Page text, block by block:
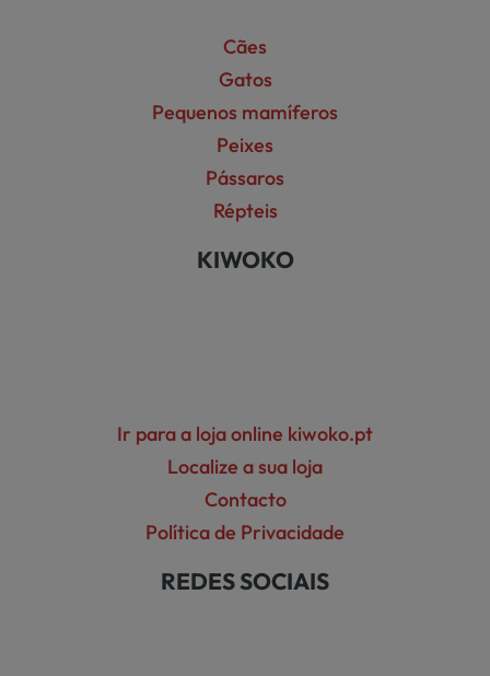
Cães
Gatos
Pequenos mamíferos
Peixes
Pássaros
Répteis
KIWOKO
Ir para a loja online kiwoko.pt
Localize a sua loja
Contacto
Política de Privacidade
REDES SOCIAIS